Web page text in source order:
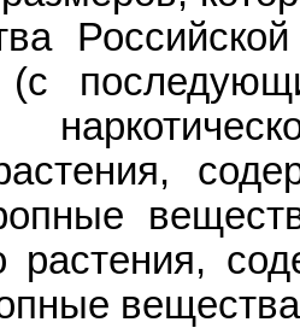
растения,